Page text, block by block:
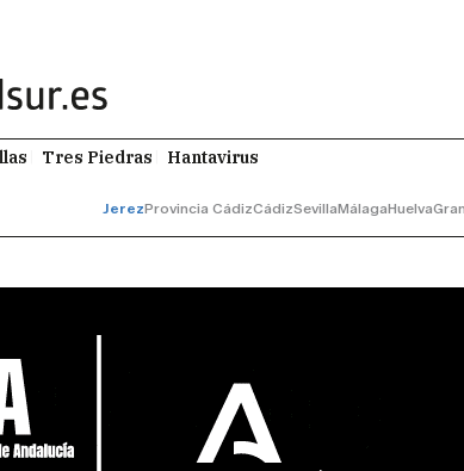
Tres Piedras Hantavirus
JerezProvincia CádizCádizSevillaMálagaHuelva